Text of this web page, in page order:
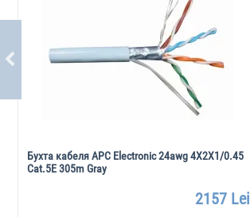
Бухта кабеля APC Electronic 24awg 4X2X1/0.45
Cat.5E 305m Gray
2157 Lei